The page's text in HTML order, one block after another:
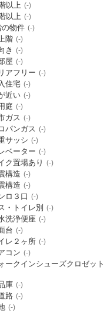
以上 (-)
以上 (-)
の物件 (-)
階 (-)
き (-)
屋 (-)
アフリー (-)
住宅 (-)
近い (-)
庭 (-)
ガス (-)
パンガス (-)
サッシ (-)
ベーター (-)
ク置場あり (-)
構造 (-)
構造 (-)
ロ３口 (-)
・トイレ別 (-)
洗浄便座 (-)
台 (-)
レ２ヶ所 (-)
コン (-)
ークインシューズクロゼット
庫 (-)
路 (-)
(-)